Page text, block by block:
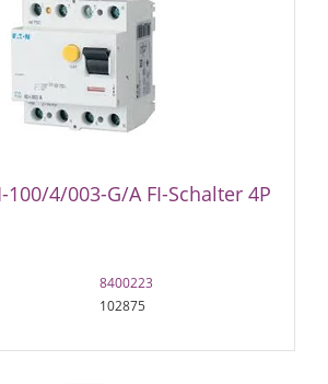
-100/4/003-G/A FI-Schalter 4P
8400223
102875